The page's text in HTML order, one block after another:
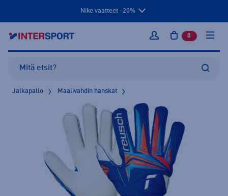
Nike vaatteet -20%
Kirjaudu sisään
0 tuotetta
Jalkapallo Maalivahdin hanskat